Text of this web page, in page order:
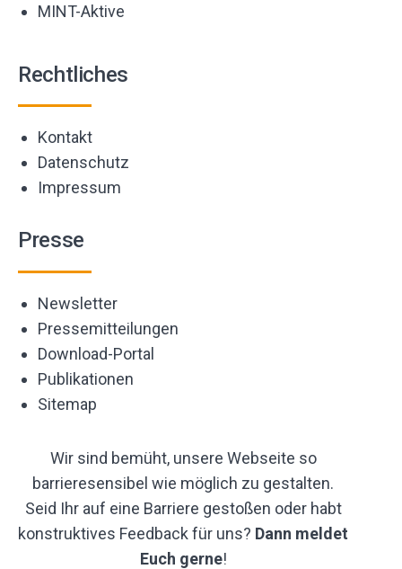
MINT-Aktive
Rechtliches
Kontakt
Datenschutz
Impressum
Presse
Newsletter
Pressemitteilungen
Download-Portal
Publikationen
Sitemap
Wir sind bemüht, unsere Webseite so
barrieresensibel wie möglich zu gestalten.
Seid Ihr auf eine Barriere gestoßen oder habt
konstruktives Feedback für uns? Dann meldet
Euch gerne!